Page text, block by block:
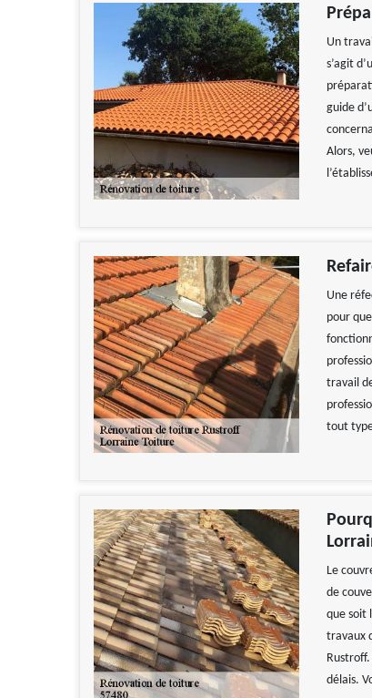
Un
s’agit
guide
Alors,
Une
pour
travail
tout
Le
de
que soit
travaux
délais.